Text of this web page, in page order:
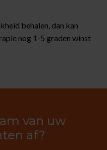
behalen, dan kan
nog 1-5 graden winst
van uw
af?